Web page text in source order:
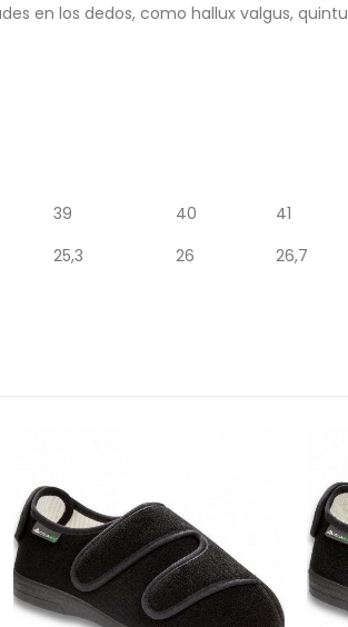
en los dedos, como hallux valgus,
39 40 41
25,3 26 26,7